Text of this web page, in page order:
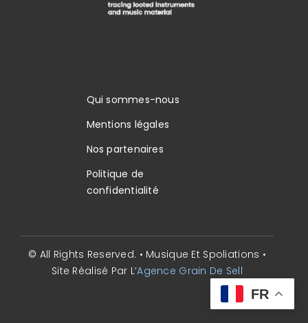
Qui sommes-nous
Mentions légales
Nos partenaires
Politique de
confidentialité
© All Rights Reserved. • Musique Et Spoliations •
Site Réalisé Par L’Agence Grain De Sell
FR